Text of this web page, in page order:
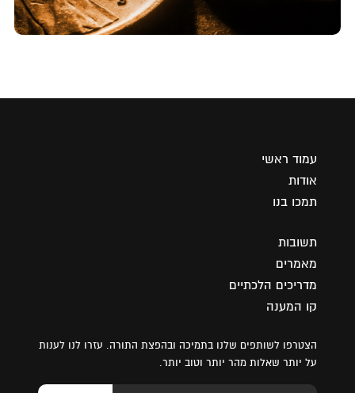
עמוד ראשי
אודות
תמכו בנו
תשובות
מאמרים
מדריכים הלכתיים
קו המענה
הצטרפו לשותפים שלנו בתמיכה ובהפצת התורה. עזרו לנו לענות
על יותר שאלות מהר יותר וטוב יותר.